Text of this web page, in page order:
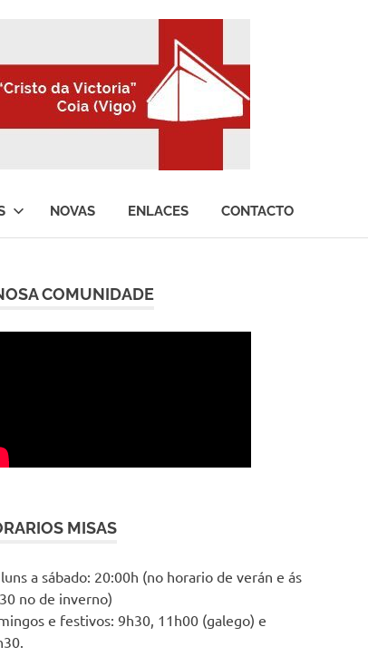
NOVAS ENLACES CONTACTO
COMUNIDADE
MISAS
a sábado: 20:00h (no horario de verán e ás
no de inverno)
e festivos: 9h30, 11h00 (galego) e